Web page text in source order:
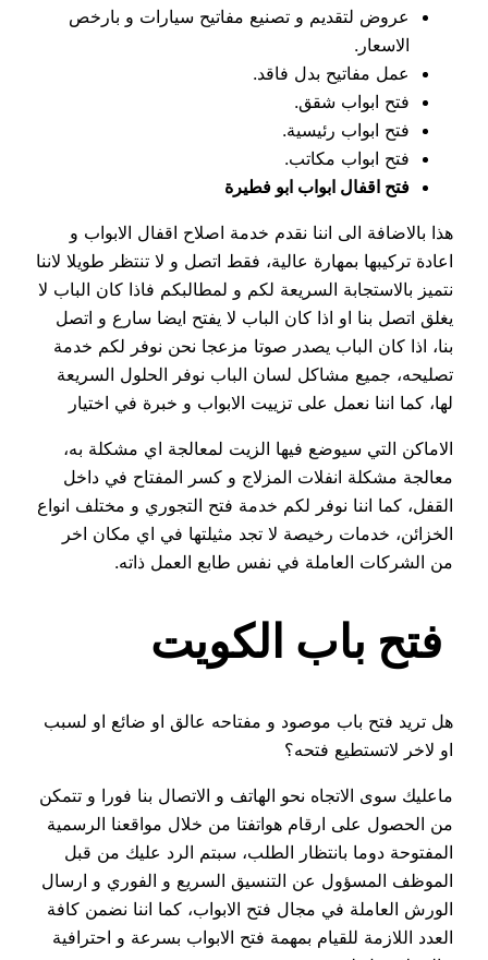
عروض لتقديم و تصنيع مفاتيح سيارات و بارخص
الاسعار.
عمل مفاتيح بدل فاقد.
فتح ابواب شقق.
فتح ابواب رئيسية.
فتح ابواب مكاتب.
فتح اقفال ابواب ابو فطيرة
هذا بالاضافة الى اننا نقدم خدمة اصلاح اقفال الابواب و
اعادة تركيبها بمهارة عالية، فقط اتصل و لا تنتظر طويلا لاننا
نتميز بالاستجابة السريعة لكم و لمطالبكم فاذا كان الباب لا
يغلق اتصل بنا او اذا كان الباب لا يفتح ايضا سارع و اتصل
بنا، اذا كان الباب يصدر صوتا مزعجا نحن نوفر لكم خدمة
تصليحه، جميع مشاكل لسان الباب نوفر الحلول السريعة
لها، كما اننا نعمل على تزييت الابواب و خبرة في اختيار
الاماكن التي سيوضع فيها الزيت لمعالجة اي مشكلة به،
معالجة مشكلة انفلات المزلاج و كسر المفتاح في داخل
القفل، كما اننا نوفر لكم خدمة فتح التجوري و مختلف انواع
الخزائن، خدمات رخيصة لا تجد مثيلتها في اي مكان اخر
من الشركات العاملة في نفس طابع العمل ذاته.
فتح باب الكويت
هل تريد فتح باب موصود و مفتاحه عالق او ضائع او لسبب
او لاخر لاتستطيع فتحه؟
ماعليك سوى الاتجاه نحو الهاتف و الاتصال بنا فورا و تتمكن
من الحصول على ارقام هواتفتا من خلال مواقعنا الرسمية
المفتوحة دوما بانتظار الطلب، سبتم الرد عليك من قبل
الموظف المسؤول عن التنسيق السريع و الفوري و ارسال
الورش العاملة في مجال فتح الابواب، كما اننا نضمن كافة
العدد اللازمة للقيام بمهمة فتح الابواب بسرعة و احترافية